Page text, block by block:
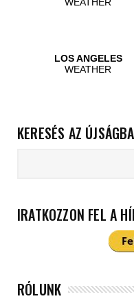
KERESÉS AZ
IRATKOZZON FEL A
RÓLUNK